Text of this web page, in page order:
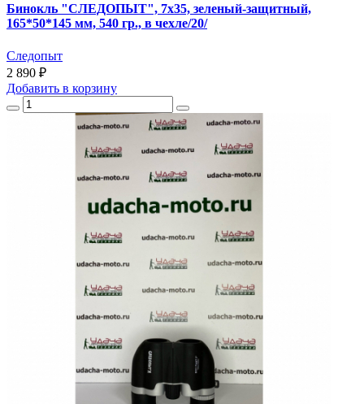
Бинокль "СЛЕДОПЫТ", 7х35, зеленый-защитный,
165*50*145 мм, 540 гр., в чехле/20/
Следопыт
2 890 ₽
Добавить в корзину